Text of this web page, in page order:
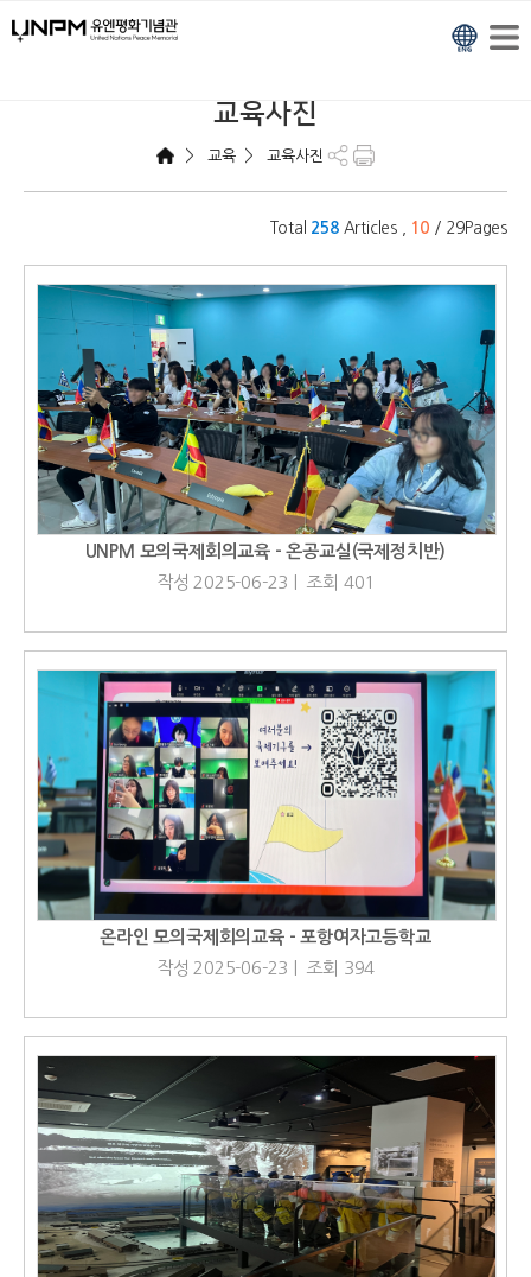
교육사진
> 교육> 교육사진
Total 258 Articles , 10 / 29Pages
UNPM 모의국제회의교육 - 온공교실(국제정치반)
작성 2025-06-23 | 조회 401
온라인 모의국제회의교육 - 포항여자고등학교
작성 2025-06-23 | 조회 394